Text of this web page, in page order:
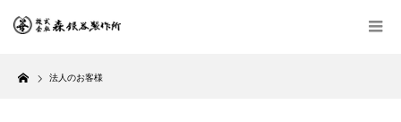
Home
法人のお客様